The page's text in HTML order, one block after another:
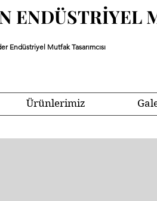
ENDÜSTRİYEL
Endüstriyel Mutfak Tasarımcısı
Ürünlerimiz